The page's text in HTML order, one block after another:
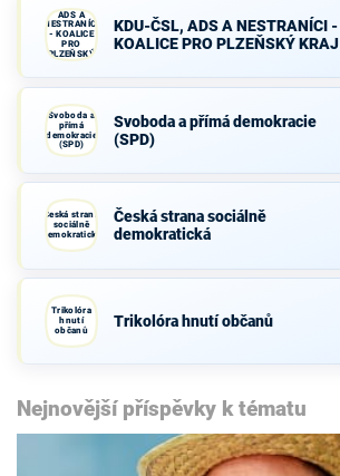
ADS A
NESTRANÍCI
- KOALICE
PRO
PLZEŇSKÝ
KRAJ
KDU-ČSL, ADS A NESTRANÍCI -
KOALICE PRO PLZEŇSKÝ KRAJ
Svoboda a
přímá
demokracie
(SPD)
Svoboda a přímá demokracie
(SPD)
Česká strana
sociálně
demokratická
Česká strana sociálně
demokratická
Trikolóra
hnutí
občanů
Trikolóra hnutí občanů
Nejnovější příspěvky k tématu